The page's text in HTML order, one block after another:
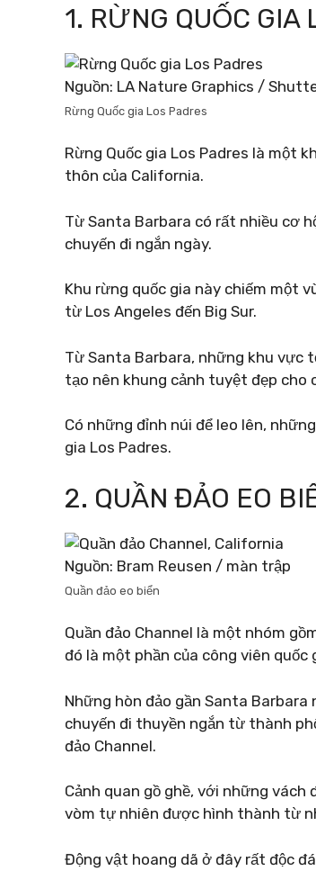
1. RỪNG QUỐC GIA
Nguồn: LA Nature Graphics /
Rừng Quốc gia Los Padres
Rừng Quốc gia Los Padres là một
thôn của California.
Từ Santa Barbara có rất nhiều cơ
chuyến đi ngắn ngày.
Khu rừng quốc gia này chiếm một
từ Los Angeles đến Big Sur.
Từ Santa Barbara, những khu vực
tạo nên khung cảnh tuyệt đẹp cho
Có những đỉnh núi để leo lên,
gia Los Padres.
2. QUẦN ĐẢO EO
Nguồn: Bram Reusen / màn trập
Quần đảo eo biển
Quần đảo Channel là một nhóm
đó là một phần của công viên
Những hòn đảo gần Santa
chuyến đi thuyền ngắn từ thành
đảo Channel.
Cảnh quan gồ ghề, với những
vòm tự nhiên được hình thành từ
Động vật hoang dã ở đây rất độc